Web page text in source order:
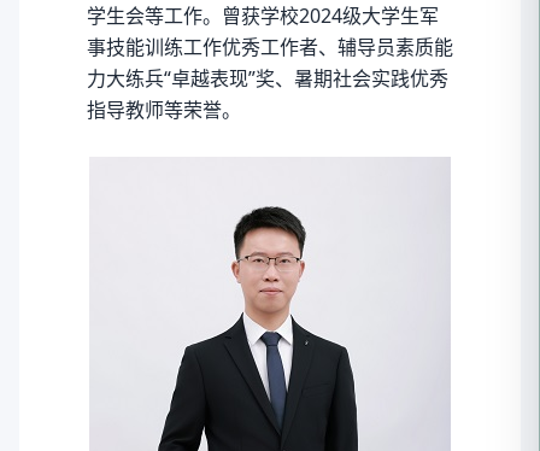
学生会等工作。曾获学校2024级大学生军
事技能训练工作优秀工作者、辅导员素质能
力大练兵“卓越表现”奖、暑期社会实践优秀
指导教师等荣誉。